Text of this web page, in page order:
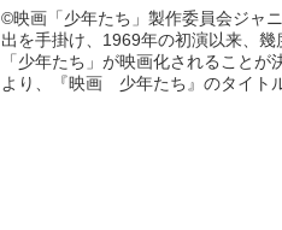
©映画「少年たち」製作委員会ジャ
出を手掛け、1969年の初演以来、
「少年たち」が映画化されることが
より、『映画 少年たち』のタイト